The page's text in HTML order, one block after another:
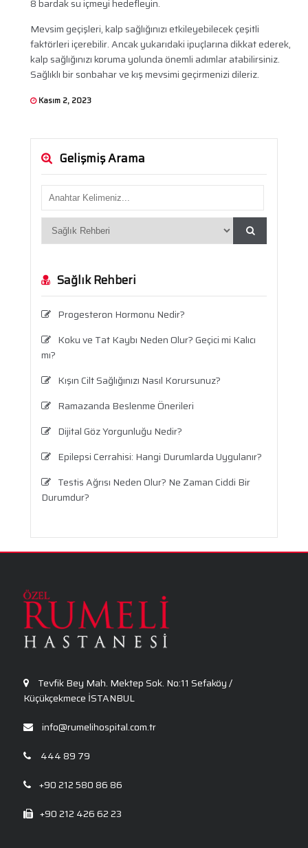
8 bardak su içmeyi hedefleyin.
Mevsim geçişleri, kalp sağlığınızı etkileyebilecek çeşitli
faktörleri içerebilir. Ancak yukarıdaki ipuçlarına dikkat ederek,
kalp sağlığınızı koruma yolunda önemli adımlar atabilirsiniz.
Sağlıklı bir sonbahar ve kış mevsimi geçirmenizi dileriz.
Kasım 2, 2023
Gelişmiş Arama
Sağlık Rehberi
Progesteron Hormonu Nedir?
Koku ve Tat Kaybı Neden Olur? Geçici mi Kalıcı
mı?
Kışın Cilt Sağlığınızı Nasıl Korursunuz?
Ramazanda Beslenme Önerileri
Dijital Göz Yorgunluğu Nedir?
Epilepsi Cerrahisi: Hangi Durumlarda Uygulanır?
Testis Ağrısı Neden Olur? Ne Zaman Ciddi Bir
Durumdur?
Aronya Faydaları Nelerdir?
Kalp Ritim Bozukluğu
Anksiyete Bozukluğu: Belirtiler, Nedenler, Tanı
ve Etkili Tedavi Seçenekleri
Tevfik Bey Mah. Mektep Sok. No:11 Sefaköy /
Küçükçekmece İSTANBUL
info@rumelihospital.com.tr
444 89 79
+90 212 580 86 86
+90 212 426 62 23